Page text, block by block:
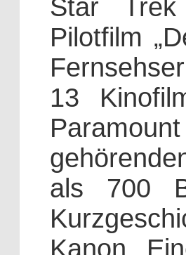
Star
Pilotfilm
13
als 700
Kanon.